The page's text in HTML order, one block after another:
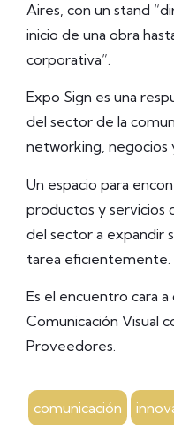
Aires, con un stand
inicio de una obra
corporativa”.
Expo Sign es una
del sector de la
networking, negocios
Un espacio para
productos y servicios
del sector a expandir
tarea eficientemente.
Es el encuentro cara
Comunicación Visual
Proveedores.
comunicación